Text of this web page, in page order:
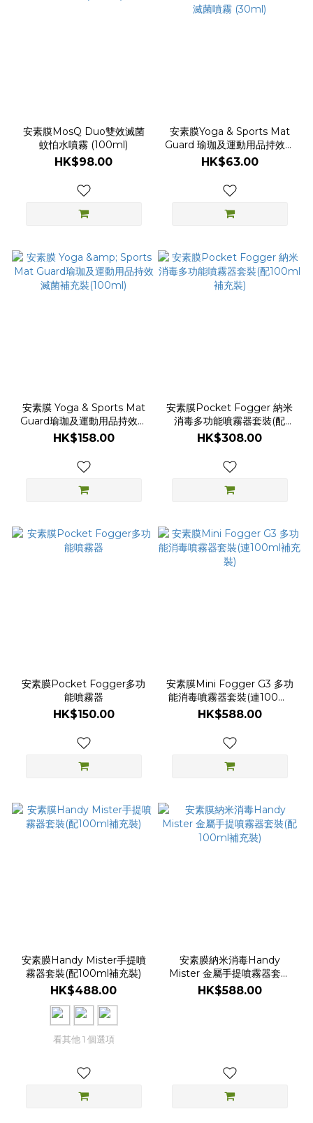
安素膜MosQ Duo雙效滅菌
蚊怕水噴霧 (100ml)
HK$98.00
安素膜Yoga & Sports Mat
Guard 瑜珈及運動用品持效滅
菌噴霧 (30ml)
HK$63.00
安素膜 Yoga & Sports Mat
Guard瑜珈及運動用品持效滅
菌補充裝(100ml)
HK$158.00
安素膜Pocket Fogger 納米
消毒多功能噴霧器套裝(配
100ml補充裝)
HK$308.00
安素膜Pocket Fogger多功
能噴霧器
HK$150.00
安素膜Mini Fogger G3 多功
能消毒噴霧器套裝(連100ml
補充裝)
HK$588.00
安素膜Handy Mister手提噴
霧器套裝(配100ml補充裝)
HK$488.00
看其他 1 個選項
安素膜納米消毒Handy
Mister 金屬手提噴霧器套裝
(配100ml補充裝)
HK$588.00